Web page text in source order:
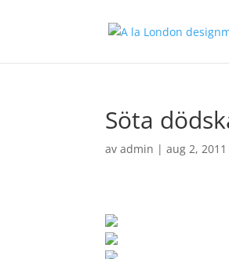
Söta
avadmin |aug 2, 2011